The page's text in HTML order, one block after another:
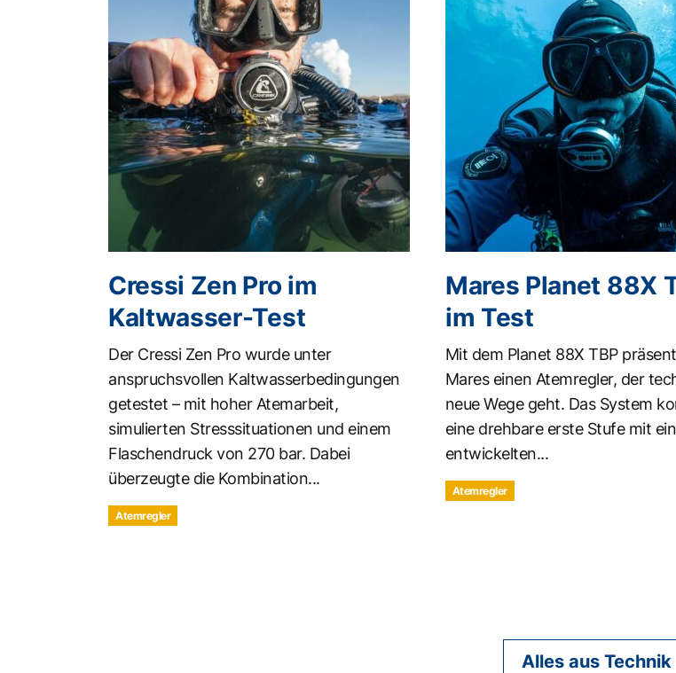
Cressi Zen Pro im
Kaltwasser-Test
Der Cressi Zen Pro wurde unter
anspruchsvollen Kaltwasserbedingungen
getestet – mit hoher Atemarbeit,
simulierten Stresssituationen und einem
Flaschendruck von 270 bar. Dabei
überzeugte die Kombination...
Atemregler
Mares Planet 88X
im Test
Mit dem Planet 88X TBP
Mares einen Atemregler, der
neue Wege geht. Das System
eine drehbare erste Stufe mit
entwickelten...
Atemregler
Alles aus Technik